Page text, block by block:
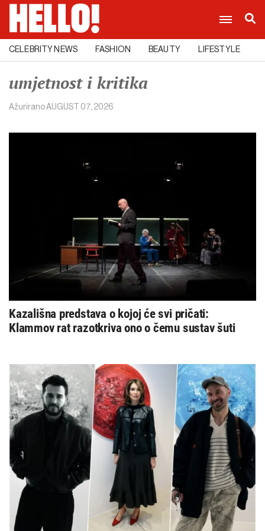
CELEBRITY NEWS FASHION BEAUTY LIFESTYLE
umjetnost i kritika
AžuriranoAUGUST 07, 2026
Kazališna predstava o kojoj će svi pričati:
Klammov rat razotkriva ono o čemu sustav šuti